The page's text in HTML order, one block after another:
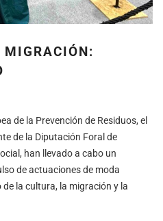
MIGRACIÓN:
de la Prevención de Residuos, el
de la Diputación Foral de
han llevado a cabo un
de actuaciones de moda
la cultura, la migración y la